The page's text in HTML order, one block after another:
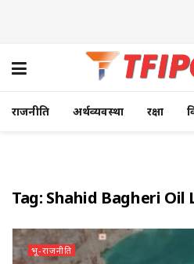
राजनीति अर्थव्यवस्था रक्षा
Tag: Shahid Bagheri Oil
भू-राजनीति